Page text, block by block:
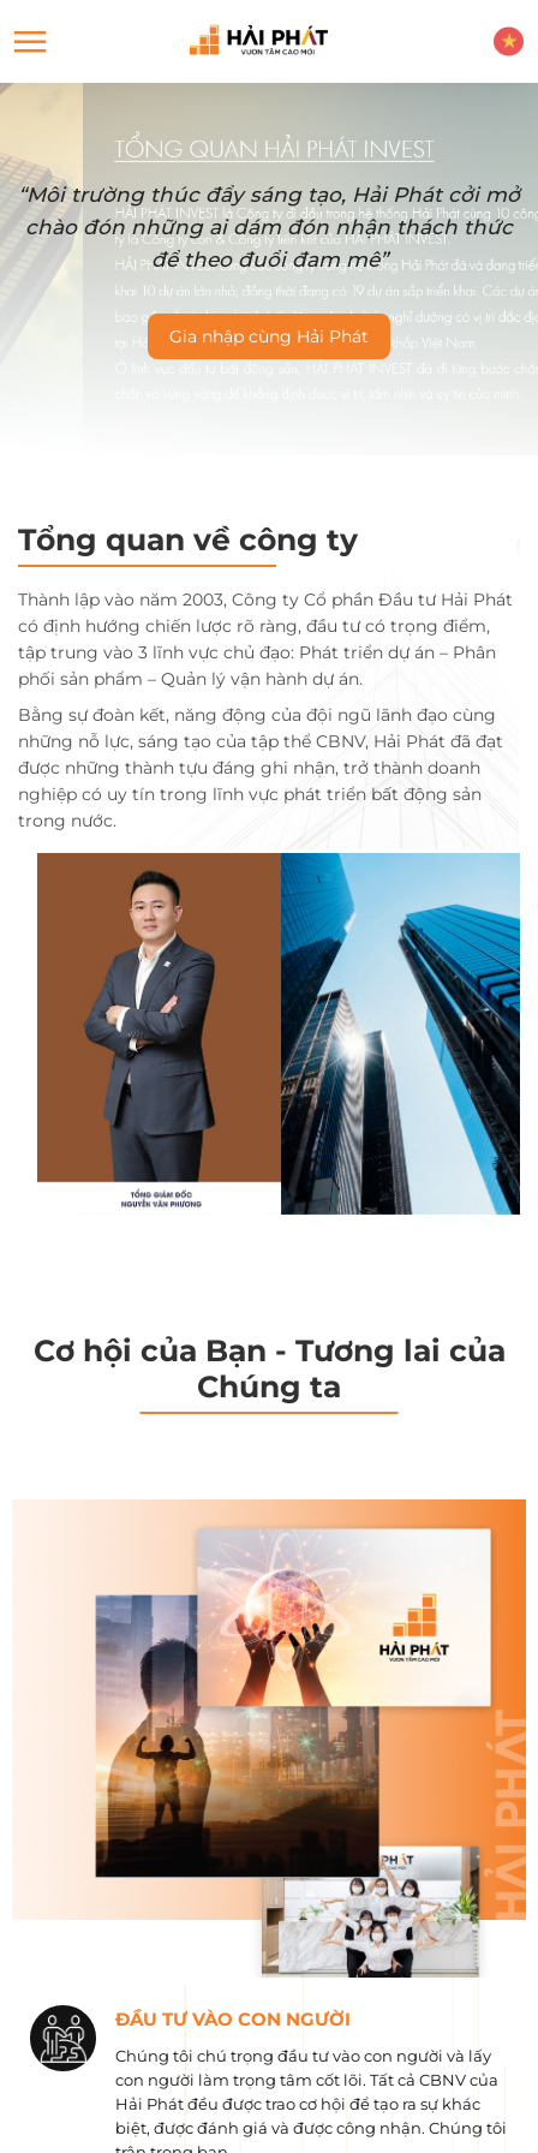
“Môi trường thúc đẩy sáng tạo, Hải Phát cởi mở
chào đón những ai dám đón nhận thách thức
để theo đuổi đam mê”
Gia nhập cùng Hải Phát
Tổng quan về công ty
Thành lập vào năm 2003, Công ty Cổ phần Đầu tư Hải Phát
có định hướng chiến lược rõ ràng, đầu tư có trọng điểm,
tập trung vào 3 lĩnh vực chủ đạo: Phát triển dự án – Phân
phối sản phẩm – Quản lý vận hành dự án.
Bằng sự đoàn kết, năng động của đội ngũ lãnh đạo cùng
những nỗ lực, sáng tạo của tập thể CBNV, Hải Phát đã đạt
được những thành tựu đáng ghi nhận, trở thành doanh
nghiệp có uy tín trong lĩnh vực phát triển bất động sản
trong nước.
Cơ hội của Bạn - Tương lai của
Chúng ta
ĐẦU TƯ VÀO CON NGƯỜI
Chúng tôi chú trọng đầu tư vào con người và lấy
con người làm trọng tâm cốt lõi. Tất cả CBNV của
Hải Phát đều được trao cơ hội để tạo ra sự khác
biệt, được đánh giá và được công nhận. Chúng tôi